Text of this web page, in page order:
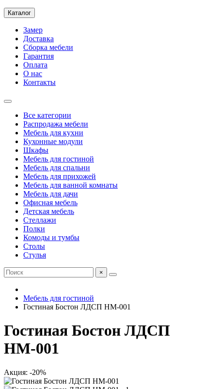
Каталог
Замер
Доставка
Сборка мебели
Гарантия
Оплата
О нас
Контакты
Все категории
Распродажа мебели
Мебель для кухни
Кухонные модули
Шкафы
Мебель для гостиной
Мебель для спальни
Мебель для прихожей
Мебель для ванной комнаты
Мебель для дачи
Офисная мебель
Детская мебель
Стеллажи
Полки
Комоды и тумбы
Столы
Стулья
×
Мебель для гостиной
Гостиная Бостон ЛДСП НМ-001
Гостиная Бостон ЛДСП
НМ-001
Акция: -20%